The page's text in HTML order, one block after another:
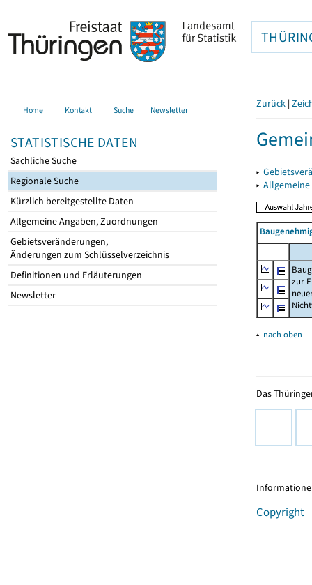
Home Kontakt Suche Newsletter
STATISTISCHE DATEN
Sachliche Suche
Regionale Suche
Kürzlich bereitgestellte Daten
Allgemeine Angaben, Zuordnungen
Gebietsveränderungen,
Änderungen zum Schlüsselverzeichnis
Definitionen und Erläuterungen
Newsletter
Zurück |
▸
▸
zur
▴ nach oben
Das
Copyright